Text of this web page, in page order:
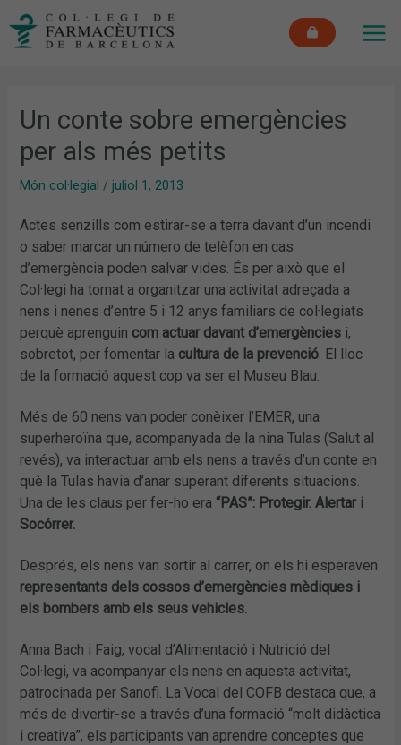
Un conte sobre emergències
per als més petits
Món col·legial /juliol 1, 2013
Actes senzills com estirar-se a terra davant d’un incendi
o saber marcar un número de telèfon en cas
d’emergència poden salvar vides. És per això que el
Col·legi ha tornat a organitzar una activitat adreçada a
nens i nenes d’entre 5 i 12 anys familiars de col·legiats
perquè aprenguin com actuar davant d’emergències i,
sobretot, per fomentar la cultura de la prevenció. El lloc
de la formació aquest cop va ser el Museu Blau.
Més de 60 nens van poder conèixer l’EMER, una
superheroïna que, acompanyada de la nina Tulas (Salut al
revés), va interactuar amb els nens a través d’un conte en
què la Tulas havia d’anar superant diferents situacions.
Una de les claus per fer-ho era “PAS”: Protegir. Alertar i
Socórrer.
Després, els nens van sortir al carrer, on els hi esperaven
representants dels cossos d’emergències mèdiques i
els bombers amb els seus vehicles.
Anna Bach i Faig, vocal d’Alimentació i Nutrició del
Col·legi, va acompanyar els nens en aquesta activitat,
patrocinada per Sanofi. La Vocal del COFB destaca que, a
més de divertir-se a través d’una formació “molt didàctica
i creativa”, els participants van aprendre conceptes que